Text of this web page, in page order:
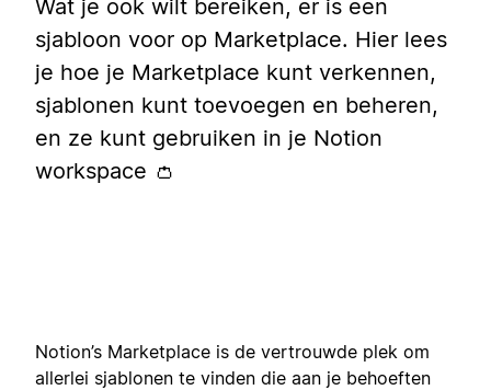
Wat je ook wilt bereiken, er is een
sjabloon voor op Marketplace. Hier lees
je hoe je Marketplace kunt verkennen,
sjablonen kunt toevoegen en beheren,
en ze kunt gebruiken in je Notion
workspace 👛
Notion’s Marketplace is de vertrouwde plek om
allerlei sjablonen te vinden die aan je behoeften